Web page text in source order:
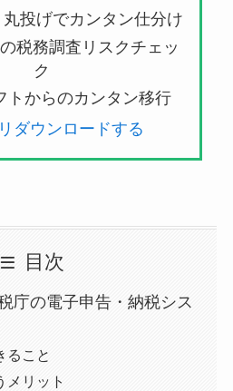
投げでカンタン仕分け
税務調査リスクチェッ
ク
トからのカンタン移行
ダウンロードする
目次
庁の電子申告・納税シス
ること
メリット